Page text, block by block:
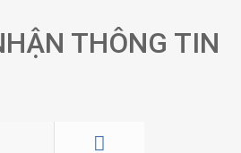
THÔNG TIN